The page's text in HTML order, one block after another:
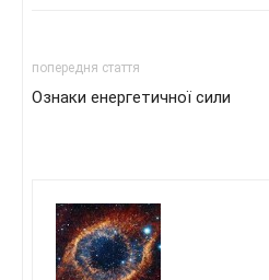
попередня стаття
Ознаки енергетичної сили